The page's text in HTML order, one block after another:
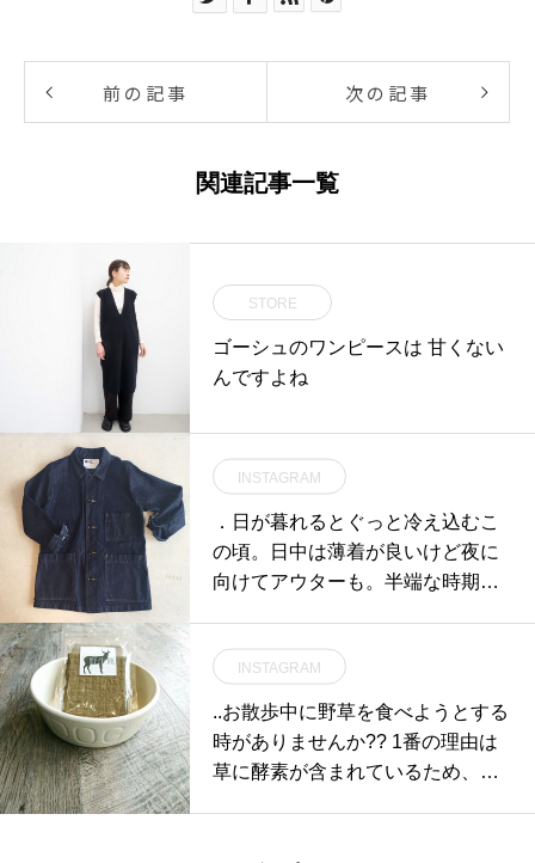
前の記事 次の記事
関連記事一覧
STORE
ゴーシュのワンピースは 甘くない
んですよね
INSTAGRAM
．日が暮れるとぐっと冷え込むこ
の頃。日中は薄着が良いけど夜に
向けてアウターも。半端な時期に
ゆるく着る感じが今年らしくてか
わいい。．あわせてこちらもどう
ぞ︎@haus_howell ．．．#MHL.#C
ANTON#cantonoveralls #denim#c
#松江
INSTAGRAM
..お散歩中に野草を食べようとする
時がありませんか?? 1番の理由は
草に酵素が含まれているため、整